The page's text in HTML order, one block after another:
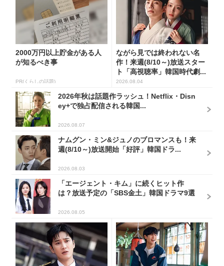
2000万円以上貯金がある人
が知るべき事
PR(くらしの話題)
ながら見では終われない名
作！来週(8/10～)放送スター
ト「高視聴率」韓国時代劇...
2026.08.04
2026年秋は話題作ラッシュ！Netflix・Disn
ey+で独占配信される韓国...
2026.08.07
ナムグン・ミン&ジュノのブロマンスも！来
週(8/10～)放送開始「好評」韓国ドラ...
2026.08.03
「エージェント・キム」に続くヒット作
は？放送予定の「SBS金土」韓国ドラマ9選
2026.08.05